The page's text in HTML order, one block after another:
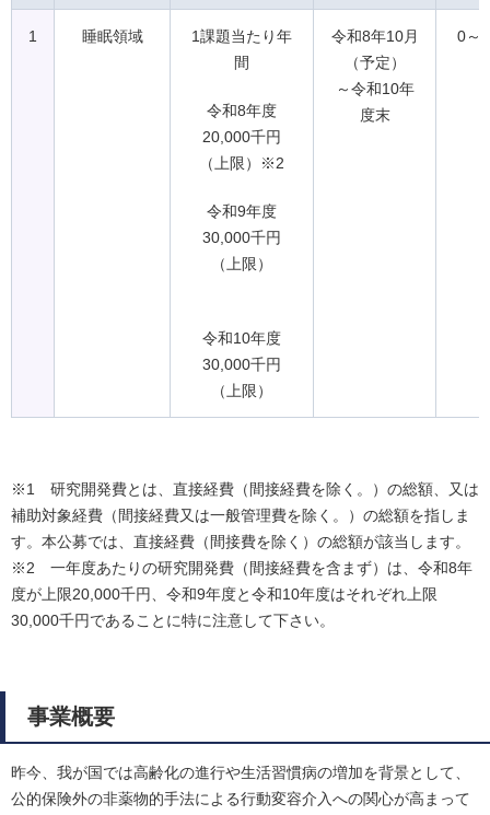
1 睡眠領域
1課題当たり年
間
令和8年度
20,000千円
（上限）※2
令和9年度
30,000千円
（上限）
令和10年度
30,000千円
（上限）
令和8年10月
（予定）
～令和10年
度末
0～
※1 研究開発費とは、直接経費（間接経費を除く。）の総額、又は
補助対象経費（間接経費又は一般管理費を除く。）の総額を指しま
す。本公募では、直接経費（間接費を除く）の総額が該当します。
※2 一年度あたりの研究開発費（間接経費を含まず）は、令和8年
度が上限20,000千円、令和9年度と令和10年度はそれぞれ上限
30,000千円であることに特に注意して下さい。
事業概要
昨今、我が国では高齢化の進行や生活習慣病の増加を背景として、
公的保険外の非薬物的手法による行動変容介入への関心が高まって